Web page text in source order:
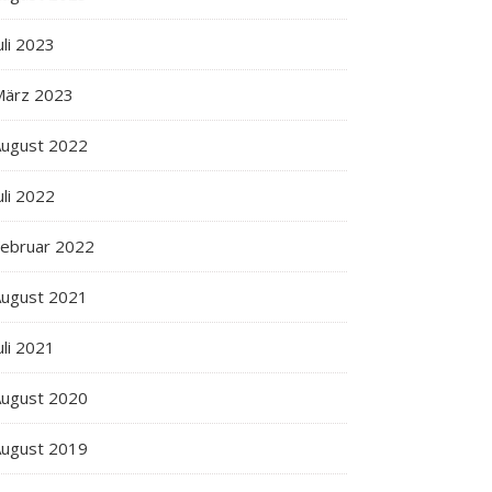
2023
2023
2022
2022
2022
2021
2021
2020
2019